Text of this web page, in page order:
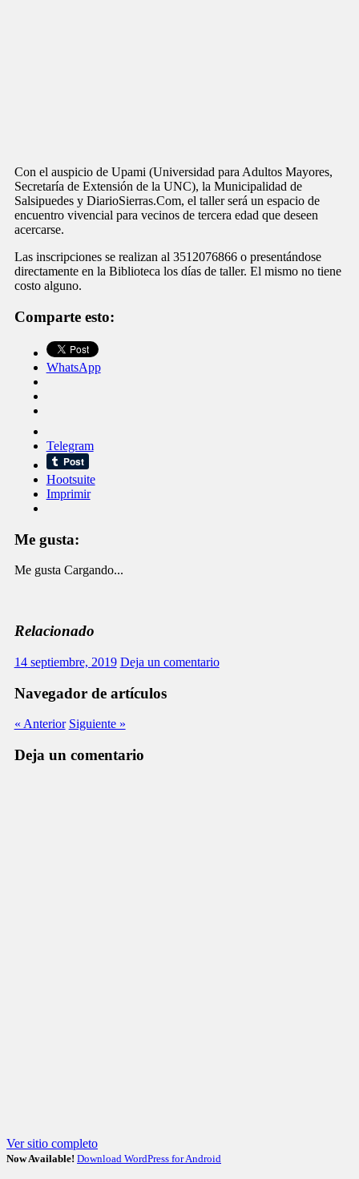
Con el auspicio de Upami (Universidad para Adultos Mayores,
Secretaría de Extensión de la UNC), la Municipalidad de
Salsipuedes y DiarioSierras.Com, el taller será un espacio de
encuentro vivencial para vecinos de tercera edad que deseen
acercarse.
Las inscripciones se realizan al 3512076866 o presentándose
directamente en la Biblioteca los días de taller. El mismo no tiene
costo alguno.
Comparte esto:
WhatsApp
Telegram
Hootsuite
Imprimir
Me gusta:
Me gusta Cargando...
Relacionado
14 septiembre, 2019 Deja un comentario
Navegador de artículos
« Anterior Siguiente »
Deja un comentario
Ver sitio completo
Now Available! Download WordPress for Android